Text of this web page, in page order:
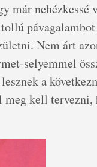
már
Nem árt
selyemmel
a
kell tervezni,